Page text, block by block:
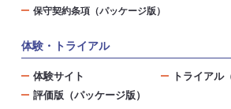
保守契約条項（パッケージ版）
体験・トライアル
体験サイト
トライアル
評価版（パッケージ版）